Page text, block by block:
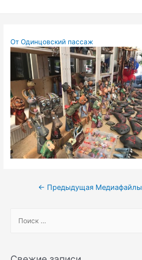
От Одинцовский пассаж
Навигация
← Предыдущая Медиафайлы
r